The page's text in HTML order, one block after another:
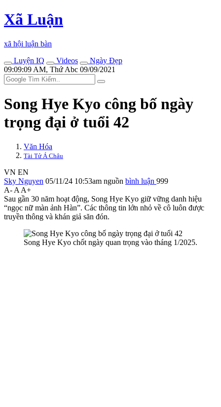
Xã Luận
xã hội luận bàn
Luyện IQ
Videos
Ngày Đẹp
09:09:09 AM, Thứ Abc 09/09/2021
Song Hye Kyo công bố ngày
trọng đại ở tuổi 42
Văn Hóa
Tài Tử Á Châu
VN EN
Sky Nguyen 05/11/24 10:53am nguồn bình luận 999
A- A A+
Sau gần 30 năm hoạt động, Song Hye Kyo giữ vững danh hiệu
“ngọc nữ màn ảnh Hàn”. Các thông tin lớn nhỏ về cô luôn được
truyền thông và khán giả săn đón.
Song Hye Kyo chốt ngày quan trọng vào tháng 1/2025.